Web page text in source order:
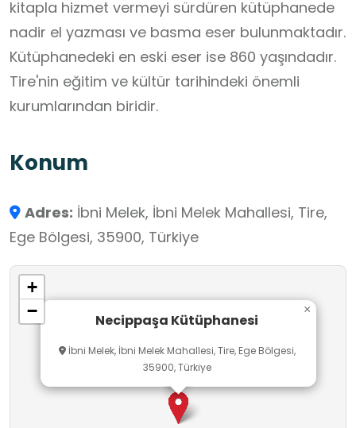
kitapla hizmet vermeyi sürdüren kütüphanede
nadir el yazması ve basma eser bulunmaktadır.
Kütüphanedeki en eski eser ise 860 yaşındadır.
Tire'nin eğitim ve kültür tarihindeki önemli
kurumlarından biridir.
Konum
Adres: İbni Melek, İbni Melek Mahallesi, Tire,
Ege Bölgesi, 35900, Türkiye
Necippaşa Kütüphanesi
İbni Melek, İbni Melek Mahallesi, Tire, Ege Bölgesi,
35900, Türkiye
×
+
−